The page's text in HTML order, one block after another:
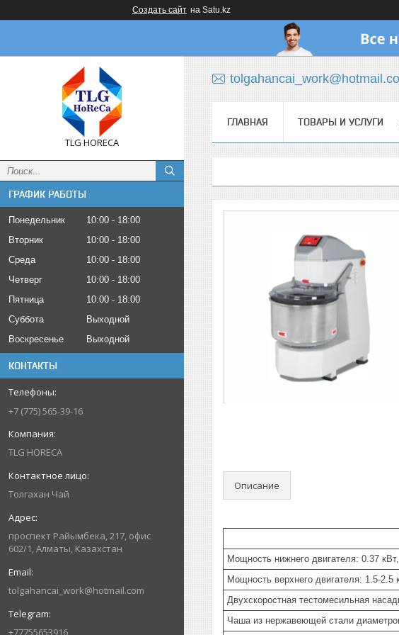
Создать сайт на Satu.kz
TLG HORECA
ГРАФИК РАБОТЫ
Понедельник 10:00
18:00
Вторник
10:00
18:00
Среда
10:00
18:00
Четверг
10:00
18:00
Пятница
10:00
18:00
Суббота
Выходной
Воскресенье
Выходной
КОНТАКТЫ
+7 (775) 565-39-16
TLG HORECA
Толгахан Чай
проспект Райымбека, 217, офис
602/1, Алматы, Казахстан
tolgahancai_work@hotmail.com
+77755653916
ГЛАВНАЯ ТОВАРЫ И УСЛУГИ
Описание
Мощность нижнего двигателя: 0.37
Мощность верхнего двигателя: 1.5-2.5
Двухскоростная тестомесильная
Чаша из нержавеющей стали